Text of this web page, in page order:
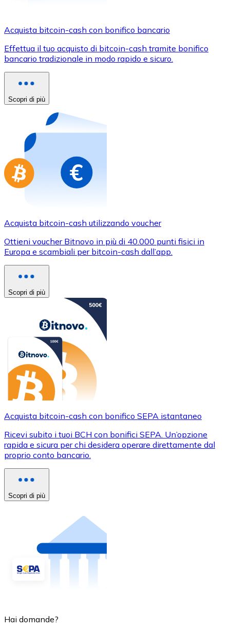
Usa le carte Visa e Mastercard per acquistare
Acquista con carta
Acquista gift card dei tuoi marchi preferiti con
Vai al negozio di carte regalo
Acquista bitcoin-cash con bonifico bancario
Effettua il tuo acquisto di bitcoin-cash tramite bonifico
bancario tradizionale in modo rapido e sicuro.
Scopri di più
Acquista bitcoin-cash utilizzando voucher
Ottieni voucher Bitnovo in più di 40.000 punti fisici in
Europa e scambiali per bitcoin-cash dall’app.
Scopri di più
Acquista bitcoin-cash con bonifico SEPA istantaneo
Ricevi subito i tuoi BCH con bonifici SEPA. Un’opzione
rapida e sicura per chi desidera operare direttamente dal
proprio conto bancario.
Scopri di più
Hai domande?